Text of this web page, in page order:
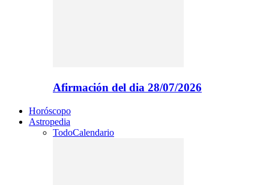
Afirmación del dia 28/07/2026
Horóscopo
Astropedia
TodoCalendario